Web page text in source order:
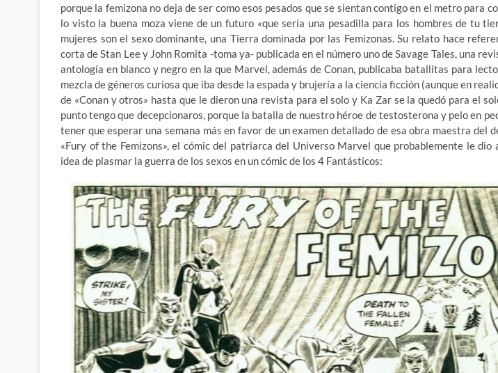
porque la femizona no deja de ser como esos pesados que se sientan contigo en el metro para
lo visto la buena moza viene de un futuro «que sería una pesadilla para los hombres de tu
mujeres son el sexo dominante, una Tierra dominada por las Femizonas. Su relato hace
corta de Stan Lee y John Romita -toma ya- publicada en el número uno de Savage Tales, una
antología en blanco y negro en la que Marvel, además de Conan, publicaba batallitas para
mezcla de géneros curiosa que iba desde la espada y brujería a la ciencia ficción (aunque en
de «Conan y otros» hasta que le dieron una revista para el solo y Ka Zar se la quedó para el
punto tengo que decepcionaros, porque la batalla de nuestro héroe de testosterona y pelo en
tener que esperar una semana más en favor de un examen detallado de esa obra maestra del
«Fury of the Femizons», el cómic del patriarca del Universo Marvel que probablemente le dio
idea de plasmar la guerra de los sexos en un cómic de los 4 Fantásticos: